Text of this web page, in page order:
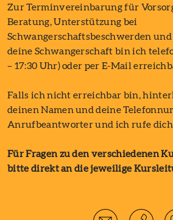
Zur Terminvereinbarung für
Beratung, Unterstützung bei
Schwangerschaftsbeschwerden
deine Schwangerschaft bin ich
– 17:30 Uhr) oder per E-Mail
Falls ich nicht erreichbar bin,
deinen Namen und deine
Anrufbeantworter und ich rufe dich
Für Fragen zu den verschiedenen
bitte direkt an die jeweilige